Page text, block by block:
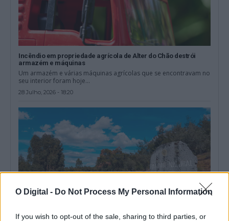
O Digital - Do Not Process My Personal Information
If you wish to opt-out of the sale, sharing to third parties, or
Incêndio em propriedade agrícola de Alter do Chão destrói
armazém e máquinas
Um armazém e várias máquinas agrícolas que se encontravam no
seu interior foram hoje...
28 Julho, 2026 - 18:20